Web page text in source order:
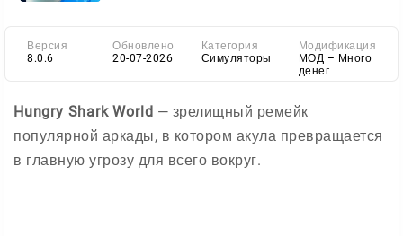
Версия
8.0.6
Обновлено
20-07-2026
Категория
Симуляторы
Модификация
МОД – Много
денег
Hungry Shark World — зрелищный ремейк
популярной аркады, в котором акула превращается
в главную угрозу для всего вокруг.